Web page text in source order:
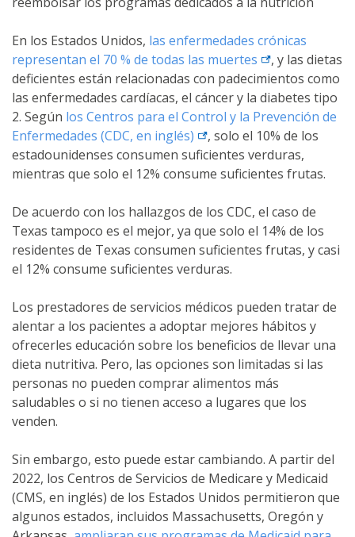
En los Estados Unidos, las enfermedades crónicas
representan el 70 % de todas las muertes external link
, y las dietas
deficientes están relacionadas con padecimientos como
las enfermedades cardíacas, el cáncer y la diabetes tipo
2. Según los Centros para el Control y la Prevención de
Enfermedades (CDC, en inglés) external link
, solo el 10% de los
estadounidenses consumen suficientes verduras,
mientras que solo el 12% consume suficientes frutas.
De acuerdo con los hallazgos de los CDC, el caso de
Texas tampoco es el mejor, ya que solo el 14% de los
residentes de Texas consumen suficientes frutas, y casi
el 12% consume suficientes verduras.
Los prestadores de servicios médicos pueden tratar de
alentar a los pacientes a adoptar mejores hábitos y
ofrecerles educación sobre los beneficios de llevar una
dieta nutritiva. Pero, las opciones son limitadas si las
personas no pueden comprar alimentos más
saludables o si no tienen acceso a lugares que los
venden.
Sin embargo, esto puede estar cambiando. A partir del
2022, los Centros de Servicios de Medicare y Medicaid
(CMS, en inglés) de los Estados Unidos permitieron que
algunos estados, incluidos Massachusetts, Oregón y